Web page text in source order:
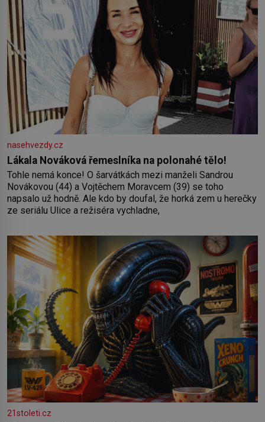
nasehvezdy.cz
Lákala Nováková řemeslníka na polonahé tělo!
Tohle nemá konce! O šarvátkách mezi manželi Sandrou
Novákovou (44) a Vojtěchem Moravcem (39) se toho
napsalo už hodně. Ale kdo by doufal, že horká zem u herečky
ze seriálu Ulice a režiséra vychladne,
21stoleti.cz